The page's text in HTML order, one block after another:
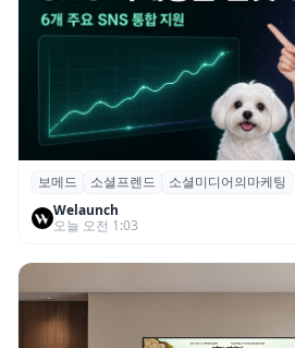
보메드 ‘소셜프렌드’, 유튜
SNS 마케팅 통합 지원
보메드 소셜프렌드
소셜미디어의마케팅
Welaunch
오늘 오전 1:03